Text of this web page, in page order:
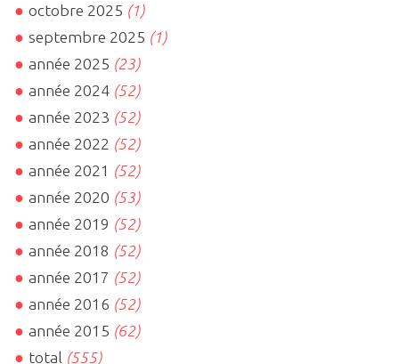
octobre 2025 (1)
septembre 2025 (1)
année 2025 (23)
année 2024 (52)
année 2023 (52)
année 2022 (52)
année 2021 (52)
année 2020 (53)
année 2019 (52)
année 2018 (52)
année 2017 (52)
année 2016 (52)
année 2015 (62)
total (555)